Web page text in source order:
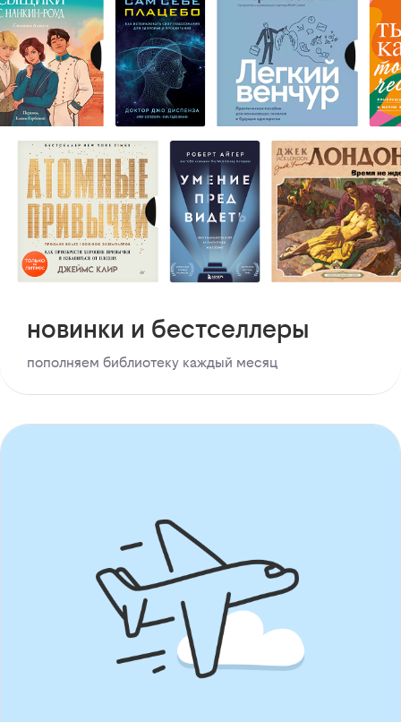
новинки и бестселлеры
пополняем библиотеку каждый месяц